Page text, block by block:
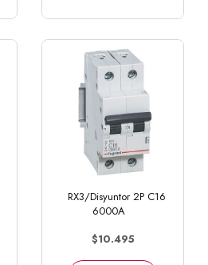
RX3/Disyuntor 2P C16
6000A
$10.495